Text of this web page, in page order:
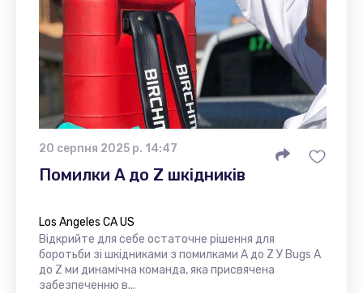
20 серпня 2025 р. 14:47
Помилки A до Z шкідників
Los Angeles CA US
Відкрийте для себе остаточне рішення для
боротьби зі шкідниками з помилками A до Z У Bugs A
до Z ми динамічна команда, яка присвячена
забезпеченню в...